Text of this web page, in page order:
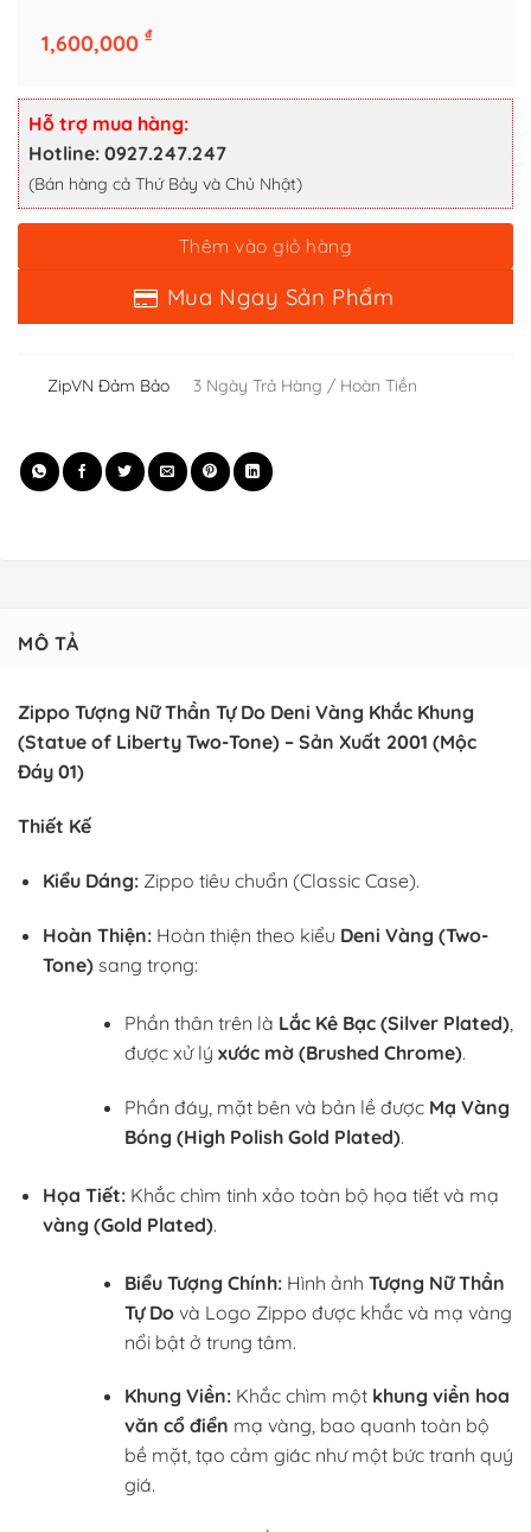
1,600,000 ₫
Hỗ trợ mua hàng:
Hotline: 0927.247.247
(Bán hàng cả Thứ Bảy và Chủ Nhật)
ZipVN Đảm Bảo 3 Ngày Trả Hàng / Hoàn Tiền
MÔ TẢ
Zippo Tượng Nữ Thần Tự Do Deni Vàng Khắc Khung
(Statue of Liberty Two-Tone) – Sản Xuất 2001 (Mộc
Đáy 01)
Thiết Kế
Kiểu Dáng:Zippo tiêu chuẩn (Classic Case).
Hoàn Thiện:Hoàn thiện theo kiểu Deni Vàng (Two-
Tone)sang trọng:
Phần thân trên là Lắc Kê Bạc (Silver Plated),
được xử lý xước mờ (Brushed Chrome).
Phần đáy, mặt bên và bản lề được Mạ Vàng
Bóng (High Polish Gold Plated).
Họa Tiết:Khắc chìm tinh xảo toàn bộ họa tiết và mạ
vàng (Gold Plated).
Biểu Tượng Chính:Hình ảnh Tượng Nữ Thần
Tự Dovà Logo Zippo được khắc và mạ vàng
nổi bật ở trung tâm.
Khung Viền:Khắc chìm một khung viền hoa
văn cổ điển mạ vàng, bao quanh toàn bộ
bề mặt, tạo cảm giác như một bức tranh quý
giá.